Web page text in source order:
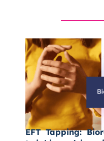
EFT Tapping: